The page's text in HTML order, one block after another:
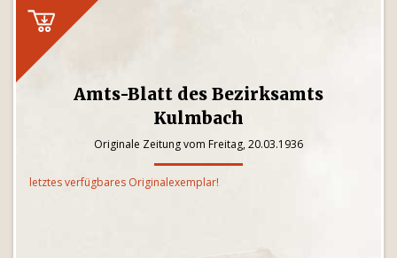
Amts-Blatt des Bezirksamts
Kulmbach
Originale Zeitung vom Freitag, 20.03.1936
letztes verfügbares Originalexemplar!